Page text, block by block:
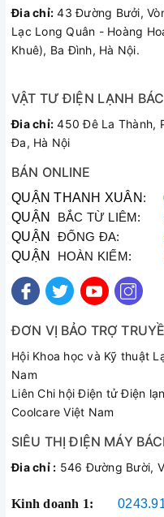
Đia chỉ: 43 Đường Bưởi,
Lạc Long Quân - Hoàng
Khuê), Ba Đình, Hà Nội.
VẬT TƯ ĐIỆN LẠNH
Đia chỉ: 450 Đê La Thành,
Đa, Hà Nội
BÁN ONLINE
QUẬN THANH XUÂN :
QUẬN BẮC TỪ
QUẬN ĐỐNG ĐA:
QUẬN HOÀN KIẾM:
ĐƠN VỊ BẢO TRỢ
Hội Khoa học và Kỹ thuật
Nam
Liên Chi hội Điện tử Điện
Coolcare Việt Nam
SIÊU THỊ ĐIỆN MÁY
Đia chỉ : 546 Đường Bười,
Kinh doanh 1: